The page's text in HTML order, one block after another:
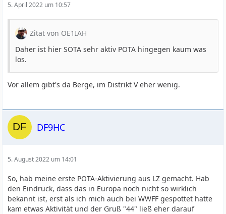
5. April 2022 um 10:57
Zitat von OE1IAH
Daher ist hier SOTA sehr aktiv POTA hingegen kaum was
los.
Vor allem gibt's da Berge, im Distrikt V eher wenig.
DF9HC
5. August 2022 um 14:01
So, hab meine erste POTA-Aktivierung aus LZ gemacht. Hab
den Eindruck, dass das in Europa noch nicht so wirklich
bekannt ist, erst als ich mich auch bei WWFF gespottet hatte
kam etwas Aktivität und der Gruß "44" ließ eher darauf